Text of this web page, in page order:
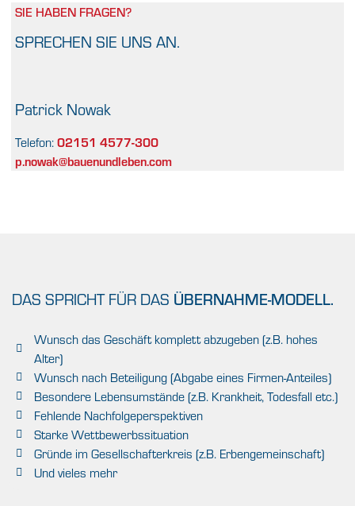
SIE HABEN FRAGEN?
SPRECHEN SIE UNS AN.
Patrick Nowak
Telefon: 02151 4577-300
p.nowak@bauenundleben.com
DAS SPRICHT FÜR DAS ÜBERNAHME-MODELL.
Wunsch das Geschäft komplett abzugeben (z.B. hohes
Alter)
Wunsch nach Beteiligung (Abgabe eines Firmen-Anteiles)
Besondere Lebensumstände (z.B. Krankheit, Todesfall etc.)
Fehlende Nachfolgeperspektiven
Starke Wettbewerbssituation
Gründe im Gesellschafterkreis (z.B. Erbengemeinschaft)
Und vieles mehr